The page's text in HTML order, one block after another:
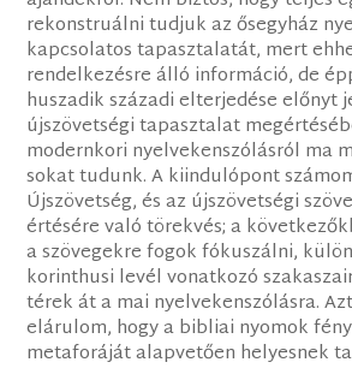
rekonstruálni tudjuk az ősegyház
kapcsolatos tapasztalatát, mert
rendelkezésre álló információ, de
huszadik századi elterjedése előnyt
újszövetségi tapasztalat
modernkori nyelvekenszólásról ma
sokat tudunk. A kiindulópont
Újszövetség, és az újszövetségi
értésére való törekvés; a
a szövegekre fogok fókuszálni,
korinthusi levél vonatkozó
térek át a mai nyelvekenszólásra.
elárulom, hogy a bibliai nyomok
metaforáját alapvetően helyesnek